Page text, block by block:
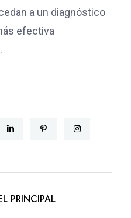
a un diagnóstico
efectiva
PRINCIPAL